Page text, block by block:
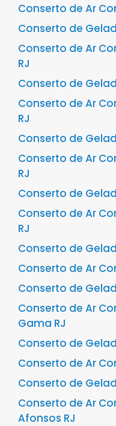
Conserto de Ar
Conserto de
Conserto de Ar
RJ
Conserto de
Conserto de Ar
RJ
Conserto de
Conserto de Ar
RJ
Conserto de
Conserto de Ar
RJ
Conserto de
Conserto de Ar
Conserto de
Conserto de Ar
Gama RJ
Conserto de
Conserto de Ar
Conserto de
Conserto de Ar
Afonsos RJ